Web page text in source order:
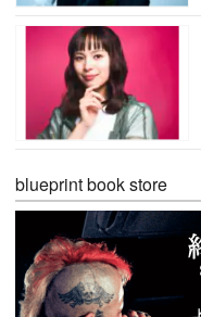
blueprint book store